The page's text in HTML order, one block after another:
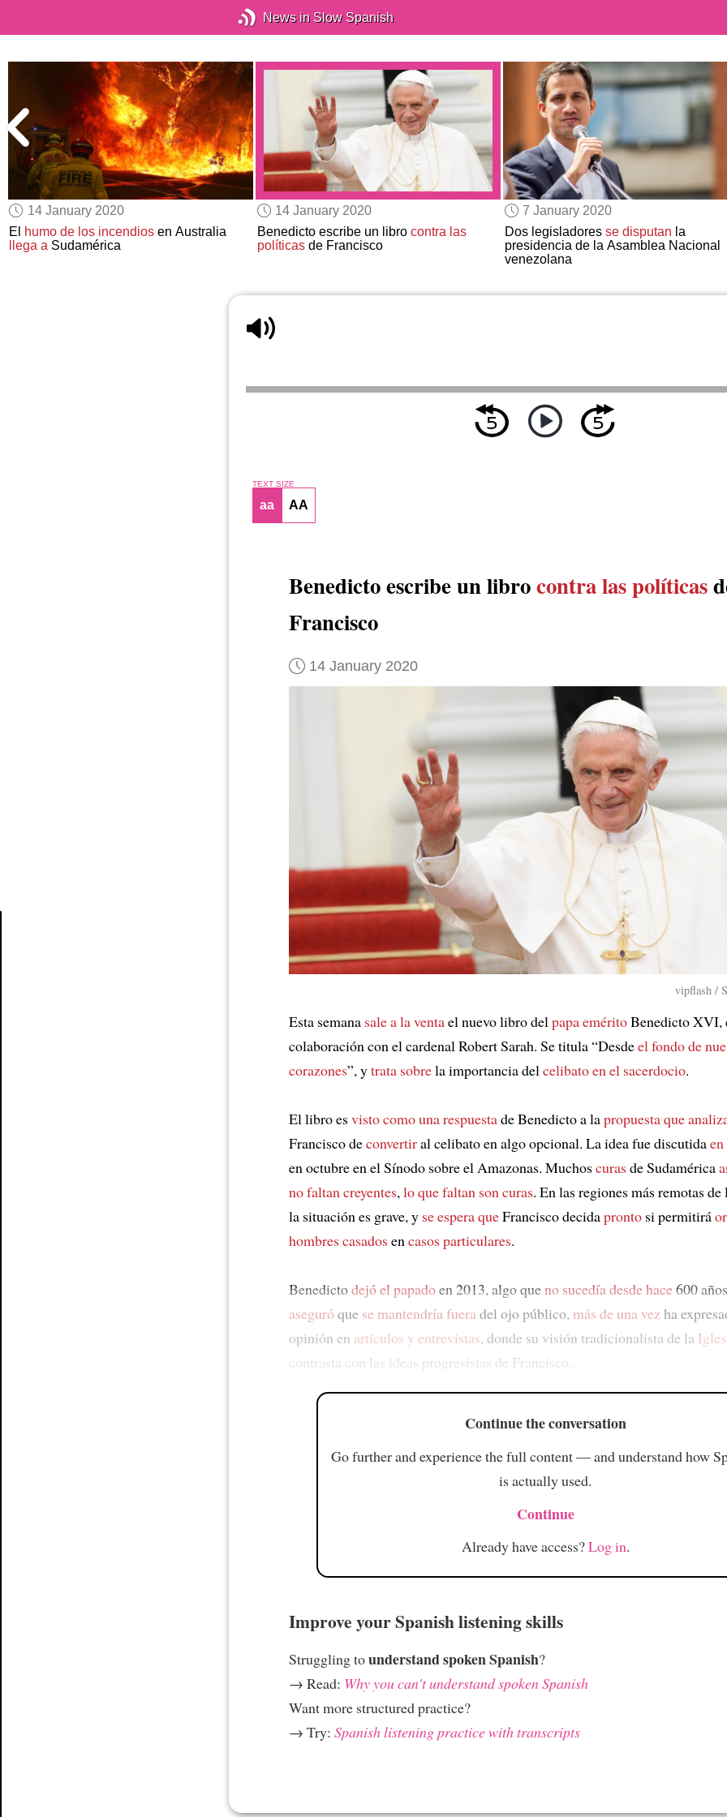
News in Slow Spanish
14 January 2020
El humo de los incendios en Australia
llega a Sudamérica
14 January 2020
Benedicto escribe un libro contra las
políticasde Francisco
7 January 2020
Dos legisladores se disputan la
presidencia de la Asamblea Nacional
venezolana
TEXT SIZE
aa AA
Benedicto escribe un librocontra las políticas
Francisco
14 January 2020
vipflash /
Esta semana sale a la ventael nuevo libro delpapa eméritoBenedicto XVI,
colaboración con el cardenal Robert Sarah. Se titula “Desdeel fondo de
corazones”, ytrata sobrela importancia delcelibato en el sacerdocio.
El libro esvisto como una respuestade Benedicto a lapropuesta que
Francisco deconvertiral celibato en algo opcional. La idea fue discutida
en octubre en el Sínodo sobre el Amazonas. Muchoscurasde Sudamérica
no faltan creyentes,lo que faltan son curas. En las regiones más remotas
la situación es grave, y se espera queFrancisco decidapronto si permitirá
hombres casadosencasos particulares.
Benedictodejó el papadoen 2013, algo queno sucedía desde hace600
aseguróque se mantendría fueradel ojo público, más de una vezha
opinión en artículos y entrevistas, donde su visión tradicionalista de la
contrasta con las ideas progresistas de Francisco.
Continue the conversation
Go further and experience the full content — and understand how
is actually used.
Continue
Already have access?Log in.
Improve your Spanish listening skills
Struggling tounderstand spoken Spanish?
→ Read: Why you can't understand spoken Spanish
Want more structured practice?
→ Try: Spanish listening practice with transcripts